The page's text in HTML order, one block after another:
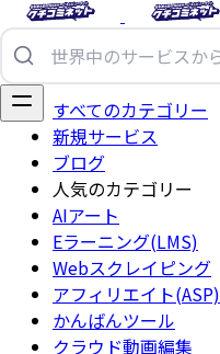
すべてのカテゴリー
新規サービス
ブログ
人気のカテゴリー
AIアート
Eラーニング(LMS)
Webスクレイピング
アフィリエイト(ASP)
かんばんツール
クラウド動画編集